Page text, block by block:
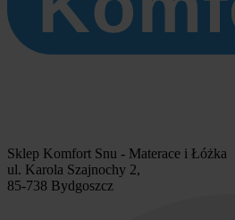
Sklep Komfort Snu - Materace i Łóżka
ul. Karola Szajnochy 2,
85-738 Bydgoszcz